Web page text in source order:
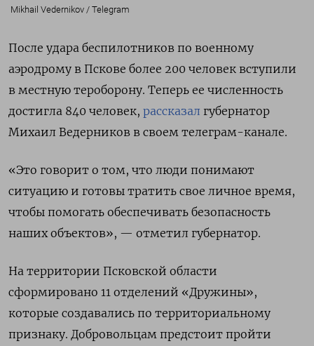
Mikhail Vedernikov / Telegram
После удара беспилотников по военному
аэродрому в Пскове более 200 человек вступили
в местную тероборону. Теперь ее численность
достигла 840 человек, рассказал губернатор
Михаил Ведерников в своем телеграм-канале.
«Это говорит о том, что люди понимают
ситуацию и готовы тратить свое личное время,
чтобы помогать обеспечивать безопасность
наших объектов», — отметил губернатор.
На территории Псковской области
сформировано 11 отделений «Дружины»,
которые создавались по территориальному
признаку. Добровольцам предстоит пройти